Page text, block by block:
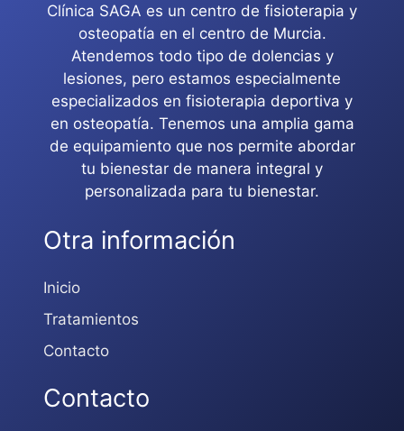
Clínica SAGA es un centro de fisioterapia y
osteopatía en el centro de Murcia.
Atendemos todo tipo de dolencias y
lesiones, pero estamos especialmente
especializados en fisioterapia deportiva y
en osteopatía. Tenemos una amplia gama
de equipamiento que nos permite abordar
tu bienestar de manera integral y
personalizada para tu bienestar.
Otra información
Inicio
Tratamientos
Contacto
Contacto